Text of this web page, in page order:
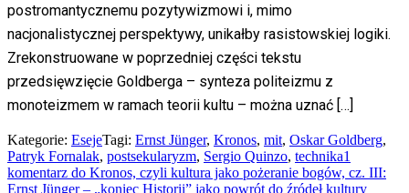
postromantycznemu pozytywizmowi i, mimo
nacjonalistycznej perspektywy, unikałby rasistowskiej logiki.
Zrekonstruowane w poprzedniej części tekstu
przedsięwzięcie Goldberga – synteza politeizmu z
monoteizmem w ramach teorii kultu – można uznać […]
Kategorie: EsejeTagi: Ernst Jünger, Kronos, mit, Oskar Goldberg,
Patryk Fornalak, postsekularyzm, Sergio Quinzo, technika1
komentarz do Kronos, czyli kultura jako pożeranie bogów, cz. III:
Ernst Jünger – „koniec Historii” jako powrót do źródeł kultury